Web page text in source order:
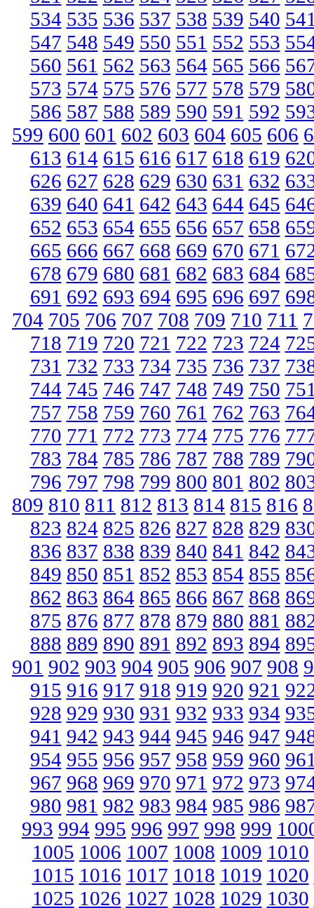
534 535 536 537 538 539 540
547 548 549 550 551 552 553
560 561 562 563 564 565 566
573 574 575 576 577 578 579
586 587 588 589 590 591 592
599 600 601 602 603 604 605 606
613 614 615 616 617 618 619
626 627 628 629 630 631 632
639 640 641 642 643 644 645
652 653 654 655 656 657 658
665 666 667 668 669 670 671
678 679 680 681 682 683 684
691 692 693 694 695 696 697
704 705 706 707 708 709 710 711
718 719 720 721 722 723 724
731 732 733 734 735 736 737
744 745 746 747 748 749 750
757 758 759 760 761 762 763
770 771 772 773 774 775 776
783 784 785 786 787 788 789
796 797 798 799 800 801 802
809 810 811 812 813 814 815 816
823 824 825 826 827 828 829
836 837 838 839 840 841 842
849 850 851 852 853 854 855
862 863 864 865 866 867 868
875 876 877 878 879 880 881
888 889 890 891 892 893 894
901 902 903 904 905 906 907 908
915 916 917 918 919 920 921
928 929 930 931 932 933 934
941 942 943 944 945 946 947
954 955 956 957 958 959 960
967 968 969 970 971 972 973
980 981 982 983 984 985 986
993 994 995 996 997 998 999
1005 1006 1007 1008 1009 1010
1015 1016 1017 1018 1019 1020
1025 1026 1027 1028 1029 1030